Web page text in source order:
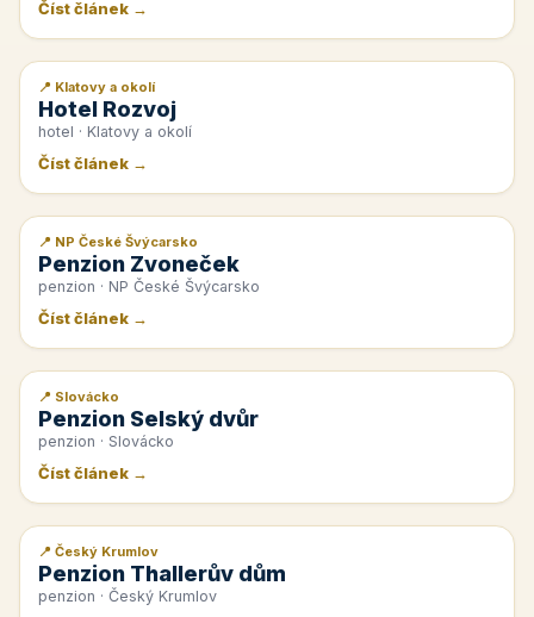
Číst článek →
📰 PR článek
📍 Klatovy a okolí
Hotel Rozvoj
hotel · Klatovy a okolí
Číst článek →
📰 PR článek
📍 NP České Švýcarsko
Penzion Zvoneček
penzion · NP České Švýcarsko
Číst článek →
📰 PR článek
📍 Slovácko
Penzion Selský dvůr
penzion · Slovácko
Číst článek →
📰 PR článek
📍 Český Krumlov
Penzion Thallerův dům
penzion · Český Krumlov